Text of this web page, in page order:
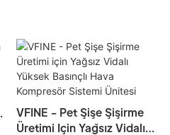
VFINE - Pet Şişe Şişirme
Üretimi Için Yağsız Vidalı